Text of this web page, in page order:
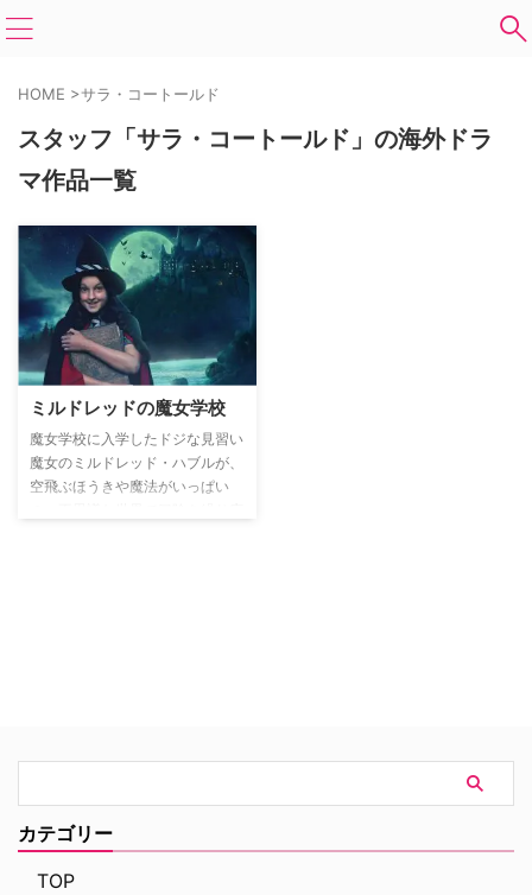
HOME >サラ・コートールド
スタッフ「サラ・コートールド」の海外ドラ
マ作品一覧
ミルドレッドの魔女学校
魔女学校に入学したドジな見習い
魔女のミルドレッド・ハブルが、
空飛ぶほうきや魔法がいっぱい
カテゴリー
TOP